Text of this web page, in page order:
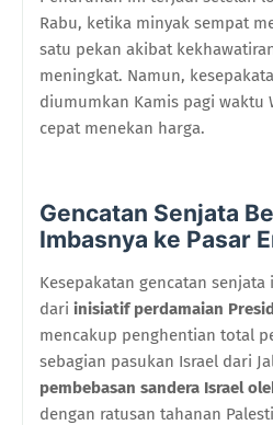
Rabu, ketika minyak sempat
satu pekan akibat
meningkat. Namun,
diumumkan Kamis pagi waktu
cepat menekan harga.
Gencatan Senjata
Imbasnya ke Pasar
Kesepakatan gencatan
dari inisiatif perdamaian
mencakup penghentian total
sebagian pasukan Israel dari
pembebasan sandera Israel
dengan ratusan tahanan